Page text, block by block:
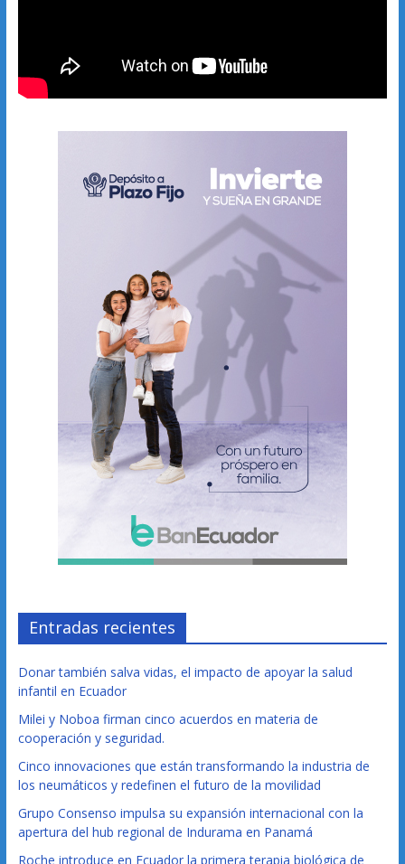
Entradas recientes
Donar también salva vidas, el impacto de apoyar la salud
infantil en Ecuador
Milei y Noboa firman cinco acuerdos en materia de
cooperación y seguridad.
Cinco innovaciones que están transformando la industria de
los neumáticos y redefinen el futuro de la movilidad
Grupo Consenso impulsa su expansión internacional con la
apertura del hub regional de Indurama en Panamá
Roche introduce en Ecuador la primera terapia biológica de